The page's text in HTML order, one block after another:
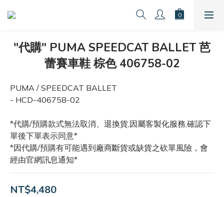
"代購" PUMA SPEEDCAT BALLET 芭
蕾賽車鞋 棕色 406758-02
PUMA / SPEEDCAT BALLET
- HCD-406758-02
*代購/預購款式無法取消、退換貨,因屬客製化服務,確認下
單後下單表示同意*
*因代購/預購有可能遇到廠商斷貨或缺貨之砍單風險，會
經由官網訊息通知*
NT$4,480